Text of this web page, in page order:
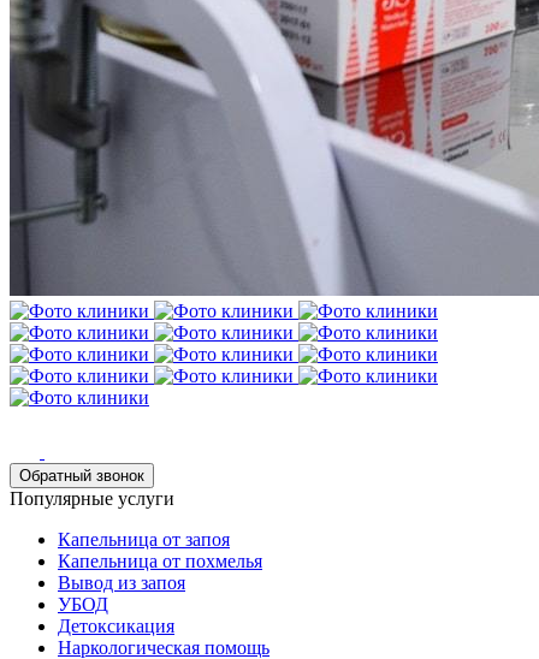
Обратный звонок
Популярные услуги
Капельница от запоя
Капельница от похмелья
Вывод из запоя
УБОД
Детоксикация
Наркологическая помощь